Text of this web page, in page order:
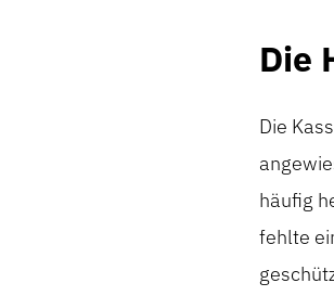
Die
Die
häufig
fehlte